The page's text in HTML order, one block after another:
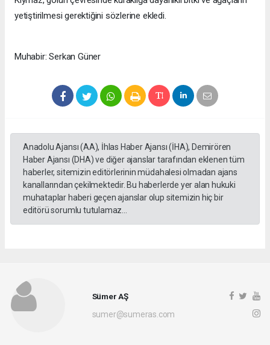
yetiştirilmesi gerektiğini sözlerine ekledi.
Muhabir: Serkan Güner
Anadolu Ajansı (AA), İhlas Haber Ajansı (İHA), Demirören
Haber Ajansı (DHA) ve diğer ajanslar tarafından eklenen tüm
haberler, sitemizin editörlerinin müdahalesi olmadan ajans
kanallarından çekilmektedir. Bu haberlerde yer alan hukuki
muhataplar haberi geçen ajanslar olup sitemizin hiç bir
editörü sorumlu tutulamaz...
Sümer AŞ
sumer@sumeras.com